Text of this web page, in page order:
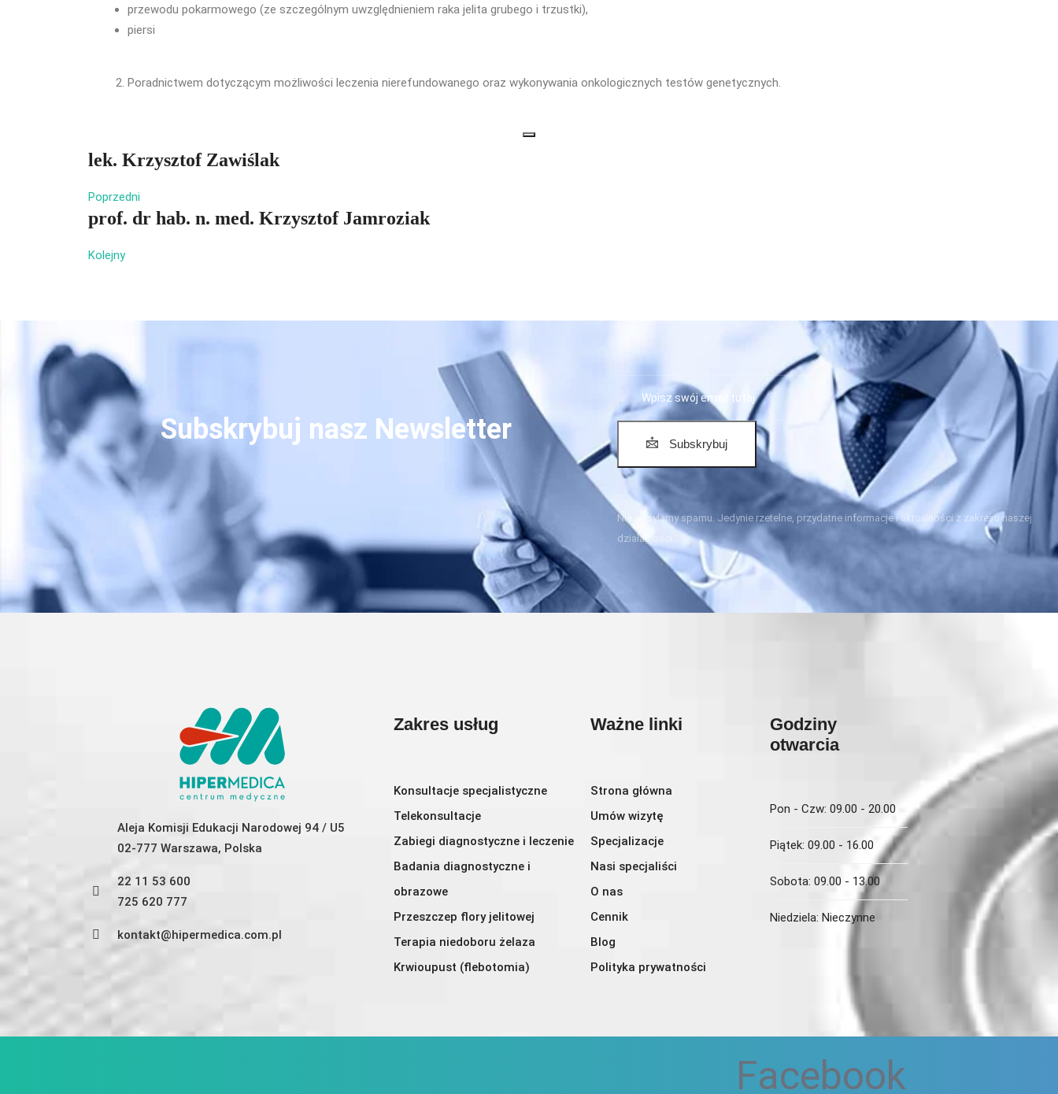
przewodu pokarmowego (ze szczególnym uwzględnieniem raka jelita grubego i trzustki),
piersi
Poradnictwem dotyczącym możliwości leczenia nierefundowanego oraz wykonywania onkologicznych testów genetycznych.
lek. Krzysztof Zawiślak
Poprzedni
prof. dr hab. n. med. Krzysztof Jamroziak
Kolejny
Subskrybuj nasz Newsletter Subskrybuj
Nie wysyłamy spamu. Jedynie rzetelne, przydatne informacje i aktualności z zakresu naszej
działalności.
Aleja Komisji Edukacji Narodowej 94 / U5
02-777 Warszawa, Polska
22 11 53 600
725 620 777
kontakt@hipermedica.com.pl
Zakres usług
Konsultacje specjalistyczne
Telekonsultacje
Zabiegi diagnostyczne i leczenie
Badania diagnostyczne i
obrazowe
Przeszczep flory jelitowej
Terapia niedoboru żelaza
Krwioupust (flebotomia)
Ważne linki
Strona główna
Umów wizytę
Specjalizacje
Nasi specjaliści
O nas
Cennik
Blog
Polityka prywatności
Godziny
otwarcia
Pon - Czw: 09.00 - 20.00
Piątek: 09.00 - 16.00
Sobota: 09.00 - 13.00
Niedziela: Nieczynne
Facebook